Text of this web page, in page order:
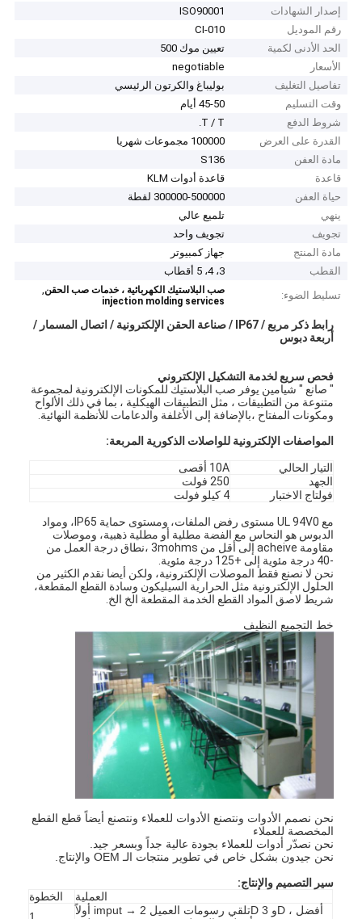
إصدار الشهادات
ISO90001
رقم الموديل
CI-010
الحد الأدنى لكمية
تعيين موك 500
الأسعار
negotiable
تفاصيل التغليف
بوليباغ والكرتون الرئيسي
وقت التسليم
45-50 أيام
شروط الدفع
T / T.
القدرة على العرض
100000 مجموعات شهريا
مادة العفن
S136
قاعدة
قاعدة أدوات KLM
حياة العفن
300000-500000 لقطة
ينهي
تلميع عالي
تجويف
تجويف واحد
مادة المنتج
جهاز كمبيوتر
القطب
3، 4، 5 أقطاب
تسليط الضوء:
صب البلاستيك الكهربائية ، خدمات صب الحقن,
injection molding services
رابط ذكر مربع / IP67 / صناعة الحقن الإلكترونية / اتصال المسمار /
أربعة دبوس
فحص سريع لخدمة التشكيل الإلكتروني
" صانع " شيامين يوفر صب البلاستيك للمكونات الإلكترونية لمجموعة
متنوعة من التطبيقات ، مثل التطبيقات الهيكلية ، بما في ذلك الألواح
ومكونات المفتاح ،بالإضافة إلى الأغلفة والدعامات للأنظمة النهائية.
المواصفات الإلكترونية للواصلات الذكورية المربعة:
التيار الحالي
10A أقصى
الجهد
250 فولت
فولتاج الاختبار
4 كيلو فولت
مع UL 94V0 مستوى رفض الملفات، ومستوى حماية IP65، ومواد
الدبوس هو النحاس مع الفضة مطلية أو مطلية ذهبية، وموصلات
مقاومة acheive إلى أقل من 3mohms ،نطاق درجة العمل من
-40 درجة مئوية إلى +125 درجة مئوية.
نحن لا نصنع فقط الموصلات الإلكترونية، ولكن أيضا نقدم الكثير من
الحلول الإلكترونية مثل الحرارية السيليكون وسادة القطع المقطعة،
شريط لاصق المواد القطع الخدمة المقطعة الخ الخ.
خط التجميع النظيف
نحن نصمم الأدوات ونتصنع الأدوات للعملاء ونتصنع أيضاً قطع القطع
المخصصة للعملاء
نحن نصدّر أدوات للعملاء بجودة عالية جداً وبسعر جيد.
نحن جيدون بشكل خاص في تطوير منتجات الـ OEM والإنتاج.
سير التصميم والإنتاج:
الخطوة
العملية
أولاً imput → تلقي رسومات العميل 2D و 3D ، أفضل